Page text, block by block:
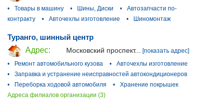
• Товары в машину • Шины, Диски •
Автозапчасти по-
контракту
• Авточехлы изготовление • Шиномонтаж
Туранго, шинный центр
Адрес:
Московский проспект...
[показать адрес]
•
Ремонт автомобильного кузова •
Авточехлы изготовление
•
Заправка и устранение неисправностей автокондиционеров
•
Переборка ходовой автомобиля •
Хранение покрышек
Адреса филиалов организации (3)